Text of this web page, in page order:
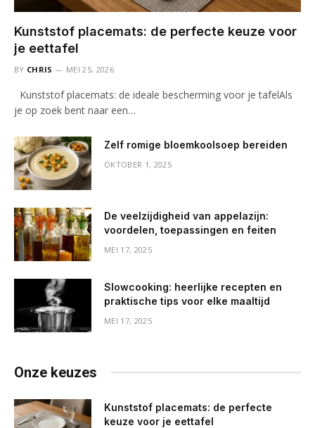
Kunststof placemats: de perfecte keuze voor
je eettafel
BY CHRIS MEI 25, 2026
Kunststof placemats: de ideale bescherming voor je tafelAls
je op zoek bent naar een…
Zelf romige bloemkoolsoep bereiden
OKTOBER 1, 2025
De veelzijdigheid van appelazijn:
voordelen, toepassingen en feiten
MEI 17, 2025
Slowcooking: heerlijke recepten en
praktische tips voor elke maaltijd
MEI 17, 2025
Onze keuzes
Kunststof placemats: de perfecte
keuze voor je eettafel